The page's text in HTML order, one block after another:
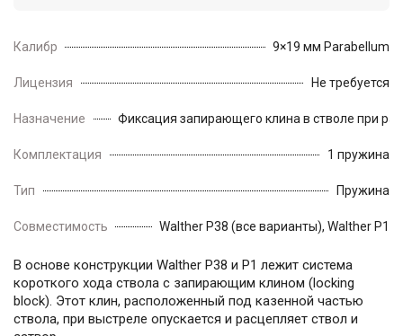
Калибр 9×19 мм Parabellum
Лицензия Не требуется
Назначение Фиксация запирающего клина в стволе при
Комплектация 1 пружина
Тип Пружина
Совместимость Walther P38 (все варианты), Walther P1
В основе конструкции Walther P38 и P1 лежит система
короткого хода ствола с запирающим клином (locking
block). Этот клин, расположенный под казенной частью
ствола, при выстреле опускается и расцепляет ствол и